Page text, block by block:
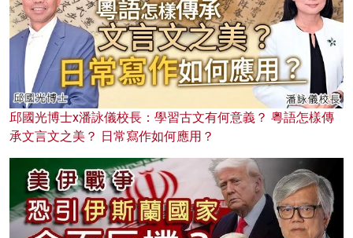
邱國光博士x潘詠儀校長：學習古文有何意義？ 粵語怎樣傳
承文言文之美？ 日常寫作如何應用？